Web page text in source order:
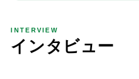
INTERVIEW
イ ンタ ビュー